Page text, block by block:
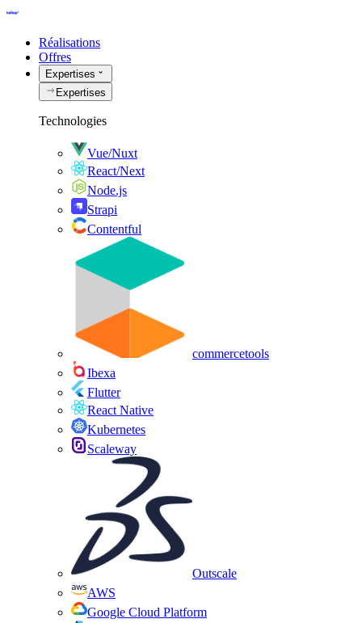
Réalisations
Offres
Expertises
Expertises
Technologies
Vue/Nuxt
React/Next
Node.js
Strapi
Contentful
commercetools
Ibexa
Flutter
React Native
Kubernetes
Scaleway
Outscale
AWS
Google Cloud Platform